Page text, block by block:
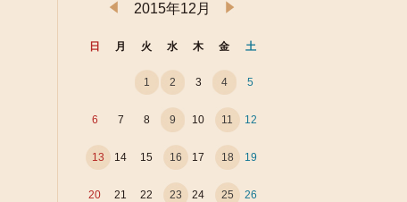
2015年12月
日 月 火 水 木 金 土
1 2 3 4 5
6 7 8 9 10 11 12
13 14 15 16 17 18 19
20 21 22 23 24 25 26